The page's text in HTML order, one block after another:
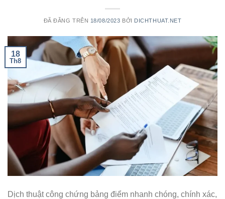
ĐÃ ĐĂNG TRÊN 18/08/2023 BỞI DICHTHUAT.NET
18
Th8
Dịch thuật công chứng bảng điểm nhanh chóng, chính xác,